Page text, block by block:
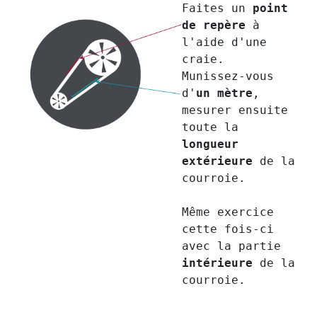
Faites un point
de repère à
l'aide d'une
craie.
Munissez-vous
d' un mètre ,
mesurer ensuite
toute la
longueur
extérieure de la
courroie.
Même exercice
cette fois-ci
avec la partie
intérieure de la
courroie.